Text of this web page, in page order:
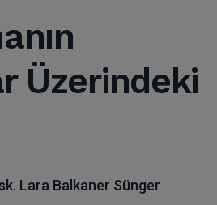
Üzerindeki
Lara Balkaner Sünger